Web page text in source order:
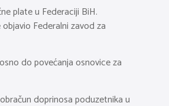
plate u Federaciji BiH.
Federalni zavod za
do povećanja osnovice za
doprinosa poduzetnika u